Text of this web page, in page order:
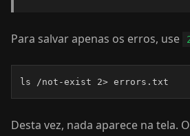
Para salvar apenas os erros, use
ls /not-exist 2> errors.txt
Desta vez, nada aparece na tela.